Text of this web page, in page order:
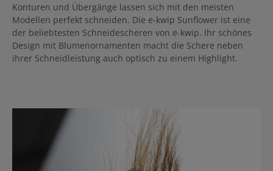
Konturen und Übergänge lassen sich mit den meisten
Modellen perfekt schneiden. Die e-kwip Sunflower ist eine
der beliebtesten Schneidescheren von e-kwip. Ihr schönes
Design mit Blumenornamenten macht die Schere neben
ihrer Schneidleistung auch optisch zu einem Highlight.